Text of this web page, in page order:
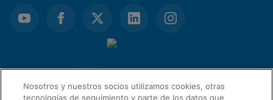
Nosotros y nuestros socios utilizamos cookies, otras
tecnologías de seguimiento y parte de los datos que